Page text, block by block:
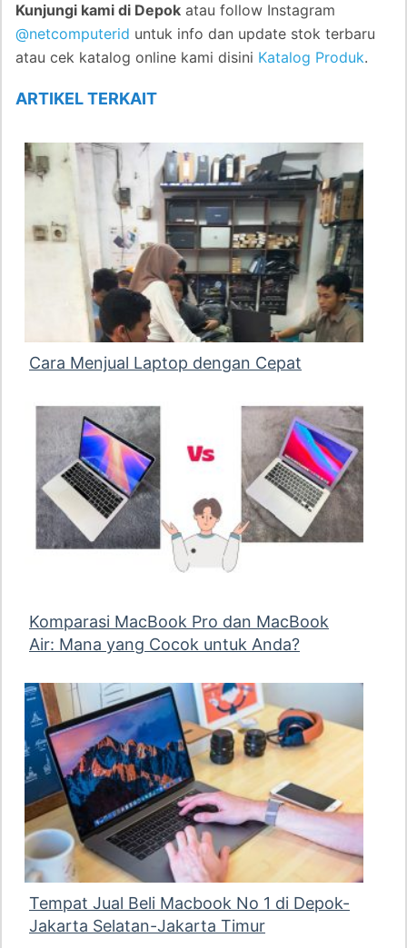
Kunjungi kami di Depok atau follow Instagram
@netcomputerid untuk info dan update stok terbaru
atau cek katalog online kami disini Katalog Produk.
ARTIKEL TERKAIT
Cara Menjual Laptop dengan Cepat
Komparasi MacBook Pro dan MacBook
Air: Mana yang Cocok untuk Anda?
Tempat Jual Beli Macbook No 1 di Depok-
Jakarta Selatan-Jakarta Timur